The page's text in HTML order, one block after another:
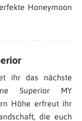
Honeymoon
ihr das nächste
Superior MY
Höhe erfreut ihr
die euch